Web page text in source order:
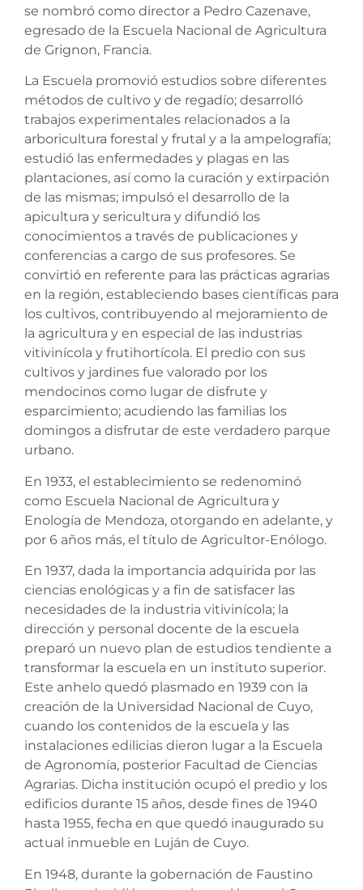
se nombró como director a Pedro Cazenave,
egresado de la Escuela Nacional de Agricultura
de Grignon, Francia.
La Escuela promovió estudios sobre diferentes
métodos de cultivo y de regadío; desarrolló
trabajos experimentales relacionados a la
arboricultura forestal y frutal y a la ampelografía;
estudió las enfermedades y plagas en las
plantaciones, así como la curación y extirpación
de las mismas; impulsó el desarrollo de la
apicultura y sericultura y difundió los
conocimientos a través de publicaciones y
conferencias a cargo de sus profesores. Se
convirtió en referente para las prácticas agrarias
en la región, estableciendo bases científicas para
los cultivos, contribuyendo al mejoramiento de
la agricultura y en especial de las industrias
vitivinícola y frutihortícola. El predio con sus
cultivos y jardines fue valorado por los
mendocinos como lugar de disfrute y
esparcimiento; acudiendo las familias los
domingos a disfrutar de este verdadero parque
urbano.
En 1933, el establecimiento se redenominó
como Escuela Nacional de Agricultura y
Enología de Mendoza, otorgando en adelante, y
por 6 años más, el título de Agricultor-Enólogo.
En 1937, dada la importancia adquirida por las
ciencias enológicas y a fin de satisfacer las
necesidades de la industria vitivinícola; la
dirección y personal docente de la escuela
preparó un nuevo plan de estudios tendiente a
transformar la escuela en un instituto superior.
Este anhelo quedó plasmado en 1939 con la
creación de la Universidad Nacional de Cuyo,
cuando los contenidos de la escuela y las
instalaciones edilicias dieron lugar a la Escuela
de Agronomía, posterior Facultad de Ciencias
Agrarias. Dicha institución ocupó el predio y los
edificios durante 15 años, desde fines de 1940
hasta 1955, fecha en que quedó inaugurado su
actual inmueble en Luján de Cuyo.
En 1948, durante la gobernación de Faustino